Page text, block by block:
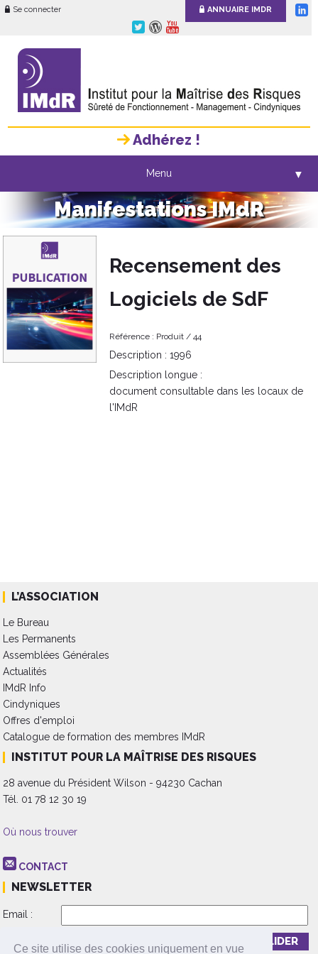
Ce site utilise des cookies uniquement en vue
Se connecter ANNUAIRE IMDR
Adhérez !
Menu ▼
Manifestations IMdR
Recensement des
Logiciels de SdF
Référence : Produit / 44
Description : 1996
Description longue :
document consultable dans les locaux de
l'IMdR
L’ASSOCIATION
Le Bureau
Les Permanents
Assemblées Générales
Actualités
IMdR Info
Cindyniques
Offres d'emploi
Catalogue de formation des membres IMdR
INSTITUT POUR LA MAÎTRISE DES RISQUES
28 avenue du Président Wilson - 94230 Cachan
Tél. 01 78 12 30 19
Où nous trouver
CONTACT
NEWSLETTER
Email :